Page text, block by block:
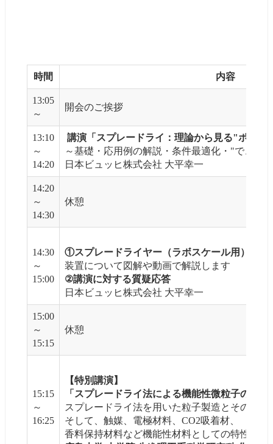
時間 内容
13:05
～
開会のご挨拶
13:10
～
14:20
講演「スプレードライ：理論から見る"ポイン
～基礎・応用例の解説・条件最適化・"できる
日本ビュッヒ株式会社 大平幸一
14:20
～
14:30
休憩
14:30
～
15:00
①スプレードライヤー（ラボスケール用）のご
装置について図解や動画で解説します
②講演に対する質疑応答
日本ビュッヒ株式会社 大平幸一
15:00
～
15:15
休憩
15:15
～
16:25
【特別講演】
「スプレードライ法による機能性微粒子の製
スプレードライ法を用いた粒子製造とその粒
そして、触媒、電極材料、CO2吸着材、
香料保持材料など機能性材料としての特性をご